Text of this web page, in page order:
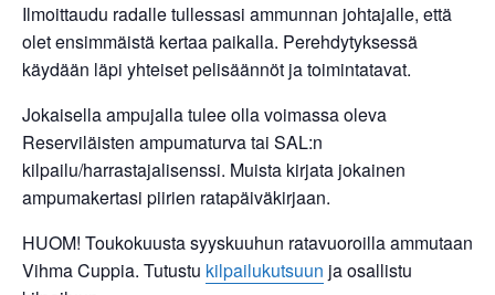
Ilmoittaudu radalle tullessasi ammunnan johtajalle, että
olet ensimmäistä kertaa paikalla. Perehdytyksessä
käydään läpi yhteiset pelisäännöt ja toimintatavat.
Jokaisella ampujalla tulee olla voimassa oleva
Reserviläisten ampumaturva tai SAL:n
kilpailu/harrastajalisenssi. Muista kirjata jokainen
ampumakertasi piirien ratapäiväkirjaan.
HUOM! Toukokuusta syyskuuhun ratavuoroilla ammutaan
Vihma Cuppia. Tutustu kilpailukutsuun ja osallistu